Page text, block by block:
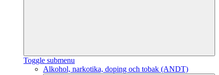
Toggle submenu
Alkohol, narkotika, doping och tobak (ANDT)